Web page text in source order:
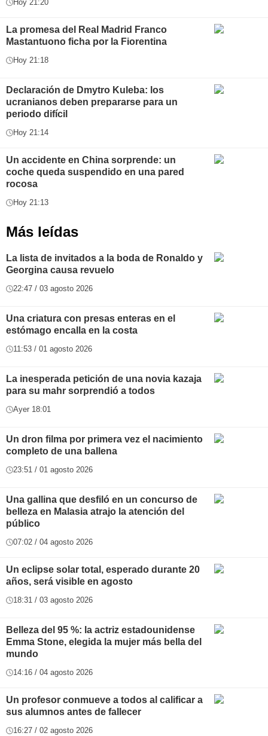
Hoy 21:20
La promesa del Real Madrid Franco
Mastantuono ficha por la Fiorentina
Hoy 21:18
Declaración de Dmytro Kuleba: los
ucranianos deben prepararse para un
periodo difícil
Hoy 21:14
Un accidente en China sorprende: un
coche queda suspendido en una pared
rocosa
Hoy 21:13
Más leídas
La lista de invitados a la boda de Ronaldo y
Georgina causa revuelo
22:47 / 03 agosto 2026
Una criatura con presas enteras en el
estómago encalla en la costa
11:53 / 01 agosto 2026
La inesperada petición de una novia kazaja
para su mahr sorprendió a todos
Ayer 18:01
Un dron filma por primera vez el nacimiento
completo de una ballena
23:51 / 01 agosto 2026
Una gallina que desfiló en un concurso de
belleza en Malasia atrajo la atención del
público
07:02 / 04 agosto 2026
Un eclipse solar total, esperado durante 20
años, será visible en agosto
18:31 / 03 agosto 2026
Belleza del 95 %: la actriz estadounidense
Emma Stone, elegida la mujer más bella del
mundo
14:16 / 04 agosto 2026
Un profesor conmueve a todos al calificar a
sus alumnos antes de fallecer
16:27 / 02 agosto 2026